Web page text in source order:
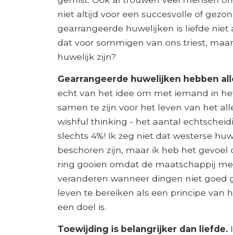
niet altijd voor een succesvolle of
gearrangeerde huwelijken is liefde
dat voor sommigen van ons triest,
huwelijk zijn?
Gearrangeerde huwelijken hebben
echt van het idee om met iemand in
samen te zijn voor het leven van het
wishful thinking - het aantal
slechts 4%! Ik zeg niet dat westerse
beschoren zijn, maar ik heb het
ring gooien omdat de maatschappij
veranderen wanneer dingen niet goed
leven te bereiken als een principe van
een doel is.
Toewijding is belangrijker dan liefde.